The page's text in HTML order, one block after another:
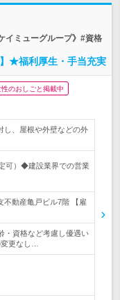
イミューグループ》#資格
★福利厚生・手当充実
性のおしごと掲載中
し、屋根や外壁などの外
可）◆建設業界での営業
不動産亀戸ビル7階 【雇
・資格など考慮し優遇い
更なし…